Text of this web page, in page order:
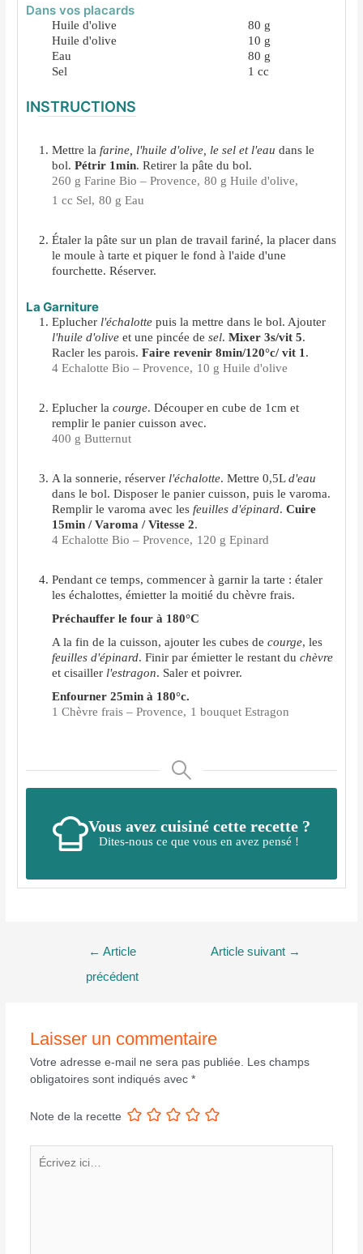
Dans vos placards
Huile d'olive 80 g
Huile d'olive
10 g
Eau
80 g
Sel
1 cc
INSTRUCTIONS
Mettre lafarine, l'huile d'olive, le sel et l'eaudans le
bol.Pétrir 1min. Retirer la pâte du bol.
260 g Farine Bio – Provence, 80 g Huile d'olive,
1 cc Sel, 80 g Eau
Étaler la pâte sur un plan de travail fariné, la placer dans
le moule à tarte et piquer le fond à l'aide d'une
fourchette. Réserver.
La Garniture
Eplucher l'échalottepuis la mettre dans le bol. Ajouter
l'huile d'oliveet une pincée desel.Mixer 3s/vit 5.
Racler les parois.Faire revenir 8min/120°c/ vit 1 .
4 Echalotte Bio – Provence, 10 g Huile d'olive
Eplucher lacourge. Découper en cube de 1cm et
remplir le panier cuisson avec.
400 g Butternut
A la sonnerie, réserver l'échalotte. Mettre 0,5Ld'eau
dans le bol. Disposer le panier cuisson, puis le varoma.
Remplir le varoma avec lesfeuilles d'épinard.Cuire
15min / Varoma / Vitesse 2.
4 Echalotte Bio – Provence, 120 g Epinard
Pendant ce temps, commencer à garnir la tarte : étaler
les échalottes, émietter la moitié du chèvre frais.
Préchauffer le four à 180°C
A la fin de la cuisson, ajouter les cubes decourge, les
feuilles d'épinard. Finir par émietter le restant du chèvre
et cisailler l'estragon. Saler et poivrer.
Enfourner 25min à 180°c.
1 Chèvre frais – Provence, 1 bouquet Estragon
Vous avez cuisiné cette recette ?
Dites-nous ce que vous en avez pensé !
← Article
précédent
Article suivant →
Laisser un commentaire
Votre adresse e-mail ne sera pas publiée. Les champs
obligatoires sont indiqués avec *
Note de la recette
ici…